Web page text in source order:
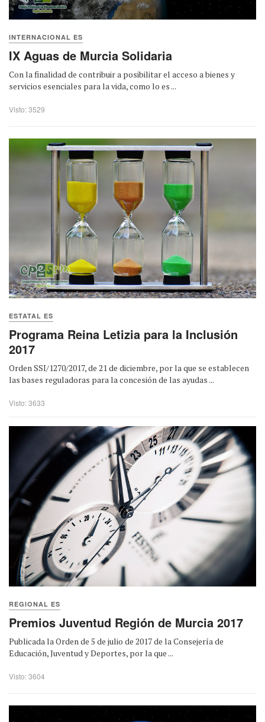
INTERNACIONAL ES
IX Aguas de Murcia Solidaria
Con la finalidad de contribuir a posibilitar el acceso a bienes y
servicios esenciales para la vida, como lo es ...
Visto: 3529
ESTATAL ES
Programa Reina Letizia para la Inclusión
2017
Orden SSI/1270/2017, de 21 de diciembre, por la que se establecen
las bases reguladoras para la concesión de las ayudas ...
Visto: 3633
REGIONAL ES
Premios Juventud Región de Murcia 2017
Publicada la Orden de 5 de julio de 2017 de la Consejería de
Educación, Juventud y Deportes, por la que ...
Visto: 3604